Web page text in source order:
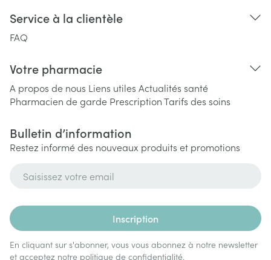
Service à la clientèle
FAQ
Votre pharmacie
A propos de nous Liens utiles Actualités santé
Pharmacien de garde PrescriptionTarifs des soins
Bulletin d’information
Restez informé des nouveaux produits et promotions
Inscription
En cliquant sur s'abonner, vous vous abonnez à notre newsletter
et acceptez notre politique de confidentialité.